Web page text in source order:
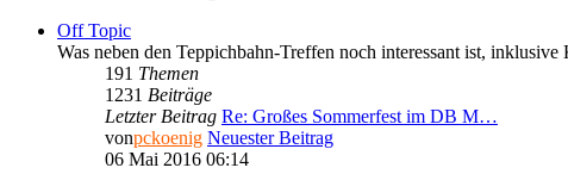
Off Topic
Was neben den Teppichbahn-Treffen noch interessant ist,
191 Themen
1231 Beiträge
Letzter Beitrag Re: Großes Sommerfest im DB M…
vonpckoenig Neuester Beitrag
06 Mai 2016 06:14